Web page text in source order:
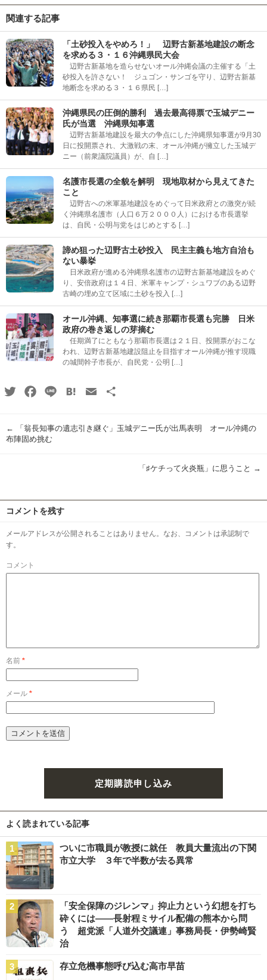
関連する記事
「土砂投入をやめろ！」 辺野古新基地建設の断念
を求める３・１６沖縄県民大会
辺野古新基地を造らせないオール沖縄会議の主催する「土
砂投入を許さない！ ジュゴン・サンゴを守り、辺野古新基
地断念を求める３・１６県民 […]
沖縄県民の圧倒的勝利 過去最高得票で玉城デニー
氏が当選 沖縄県知事選
辺野古新基地建設を最大の争点にした沖縄県知事選が9月30
日に投開票され、大激戦の末、オール沖縄が擁立した玉城デ
ニー（前衆議院議員）が、自 […]
名護市長選の全貌を解明 現地取材から見えてきた
こと
辺野古への米軍基地建設をめぐって日米政府との激突が続
く沖縄県名護市（人口６万２０００人）における市長選挙
は、自民・公明与党をはじめとする […]
諦め狙った辺野古土砂投入 民主主義も地方自治も
ない暴挙
日米政府が進める沖縄県名護市の辺野古新基地建設をめぐ
り、安倍政府は１４日、米軍キャンプ・シュワブのある辺野
古崎の埋め立て区域に土砂を投入 […]
オール沖縄、知事選に続き那覇市長選も完勝 日米
政府の巻き返しの芽摘む
任期満了にともなう那覇市長選は２１日、投開票がおこな
われ、辺野古新基地建設阻止を目指すオール沖縄が推す現職
の城間幹子市長が、自民党・公明 […]
TwitterFacebook
Line HatenaEmail
←
「翁長知事の遺志引き継ぐ」玉城デニー氏が出馬表明 オール沖縄の
布陣固め挑む
「♯ケチって火炎瓶」に思うこと →
コメントを残す
メールアドレスが公開されることはありません。なお、コメントは承認制で
す。
コメント
名前 *
メール *
定期購読申し込み
よく読まれている記事
ついに市職員が教授に就任 教員大量流出の下関
市立大学 ３年で半数が去る異常
「安全保障のジレンマ」抑止力という幻想を打ち
砕くには――長射程ミサイル配備の熊本から問
う 超党派「人道外交議連」事務局長・伊勢崎賢
治
存立危機事態呼び込む高市早苗